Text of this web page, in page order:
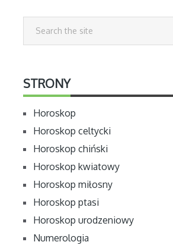
STRONY
Horoskop
Horoskop celtycki
Horoskop chiński
Horoskop kwiatowy
Horoskop miłosny
Horoskop ptasi
Horoskop urodzeniowy
Numerologia